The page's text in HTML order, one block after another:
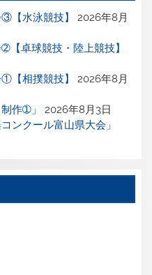
【水泳競技】
2026年8月
【卓球競技・陸上競技】
【相撲競技】
2026年8月
作➀」
2026年8月3日
ンクール富山県大会」